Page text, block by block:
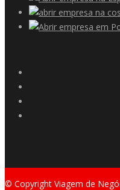
© Copyright Viagem de